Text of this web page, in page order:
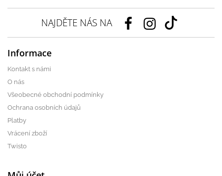
NAJDĚTE NÁS NA
Informace
Kontakt s námi
O nás
Všeobecné obchodní podmínky
Ochrana osobních údajů
Platby
Vrácení zboží
Twisto